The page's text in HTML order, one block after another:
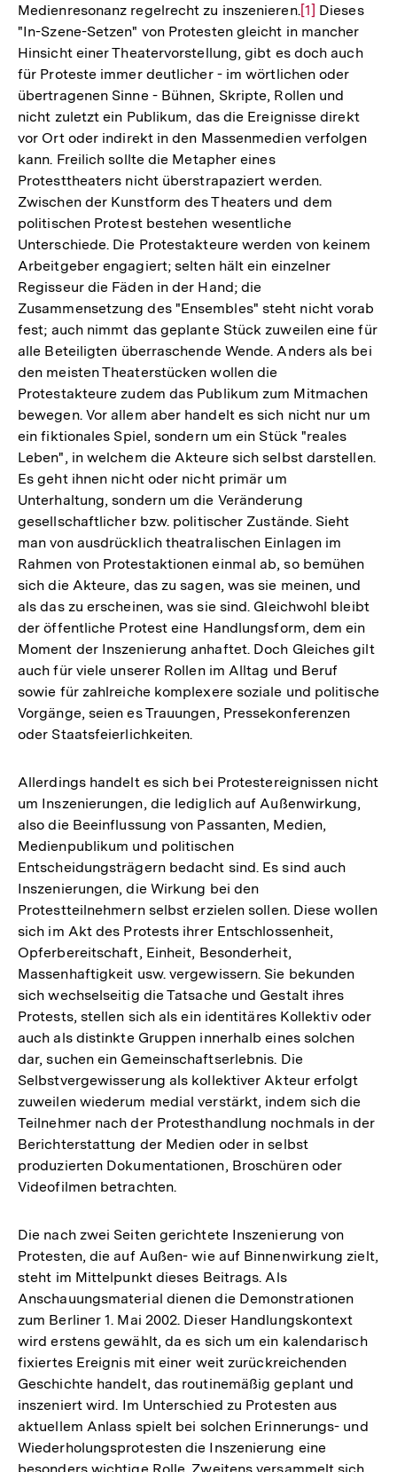
Medienresonanz regelrecht zu inszenieren.Zur
Auflösung
der
Fußnote
[1] Dieses
"In-Szene-Setzen" von Protesten gleicht in mancher
Hinsicht einer Theatervorstellung, gibt es doch auch
für Proteste immer deutlicher - im wörtlichen oder
übertragenen Sinne - Bühnen, Skripte, Rollen und
nicht zuletzt ein Publikum, das die Ereignisse direkt
vor Ort oder indirekt in den Massenmedien verfolgen
kann. Freilich sollte die Metapher eines
Protesttheaters nicht überstrapaziert werden.
Zwischen der Kunstform des Theaters und dem
politischen Protest bestehen wesentliche
Unterschiede. Die Protestakteure werden von keinem
Arbeitgeber engagiert; selten hält ein einzelner
Regisseur die Fäden in der Hand; die
Zusammensetzung des "Ensembles" steht nicht vorab
fest; auch nimmt das geplante Stück zuweilen eine für
alle Beteiligten überraschende Wende. Anders als bei
den meisten Theaterstücken wollen die
Protestakteure zudem das Publikum zum Mitmachen
bewegen. Vor allem aber handelt es sich nicht nur um
ein fiktionales Spiel, sondern um ein Stück "reales
Leben", in welchem die Akteure sich selbst darstellen.
Es geht ihnen nicht oder nicht primär um
Unterhaltung, sondern um die Veränderung
gesellschaftlicher bzw. politischer Zustände. Sieht
man von ausdrücklich theatralischen Einlagen im
Rahmen von Protestaktionen einmal ab, so bemühen
sich die Akteure, das zu sagen, was sie meinen, und
als das zu erscheinen, was sie sind. Gleichwohl bleibt
der öffentliche Protest eine Handlungsform, dem ein
Moment der Inszenierung anhaftet. Doch Gleiches gilt
auch für viele unserer Rollen im Alltag und Beruf
sowie für zahlreiche komplexere soziale und politische
Vorgänge, seien es Trauungen, Pressekonferenzen
oder Staatsfeierlichkeiten.
Allerdings handelt es sich bei Protestereignissen nicht
um Inszenierungen, die lediglich auf Außenwirkung,
also die Beeinflussung von Passanten, Medien,
Medienpublikum und politischen
Entscheidungsträgern bedacht sind. Es sind auch
Inszenierungen, die Wirkung bei den
Protestteilnehmern selbst erzielen sollen. Diese wollen
sich im Akt des Protests ihrer Entschlossenheit,
Opferbereitschaft, Einheit, Besonderheit,
Massenhaftigkeit usw. vergewissern. Sie bekunden
sich wechselseitig die Tatsache und Gestalt ihres
Protests, stellen sich als ein identitäres Kollektiv oder
auch als distinkte Gruppen innerhalb eines solchen
dar, suchen ein Gemeinschaftserlebnis. Die
Selbstvergewisserung als kollektiver Akteur erfolgt
zuweilen wiederum medial verstärkt, indem sich die
Teilnehmer nach der Protesthandlung nochmals in der
Berichterstattung der Medien oder in selbst
produzierten Dokumentationen, Broschüren oder
Videofilmen betrachten.
Die nach zwei Seiten gerichtete Inszenierung von
Protesten, die auf Außen- wie auf Binnenwirkung zielt,
steht im Mittelpunkt dieses Beitrags. Als
Anschauungsmaterial dienen die Demonstrationen
zum Berliner 1. Mai 2002. Dieser Handlungskontext
wird erstens gewählt, da es sich um ein kalendarisch
fixiertes Ereignis mit einer weit zurückreichenden
Geschichte handelt, das routinemäßig geplant und
inszeniert wird. Im Unterschied zu Protesten aus
aktuellem Anlass spielt bei solchen Erinnerungs- und
Wiederholungsprotesten die Inszenierung eine
besonders wichtige Rolle. Zweitens versammelt sich